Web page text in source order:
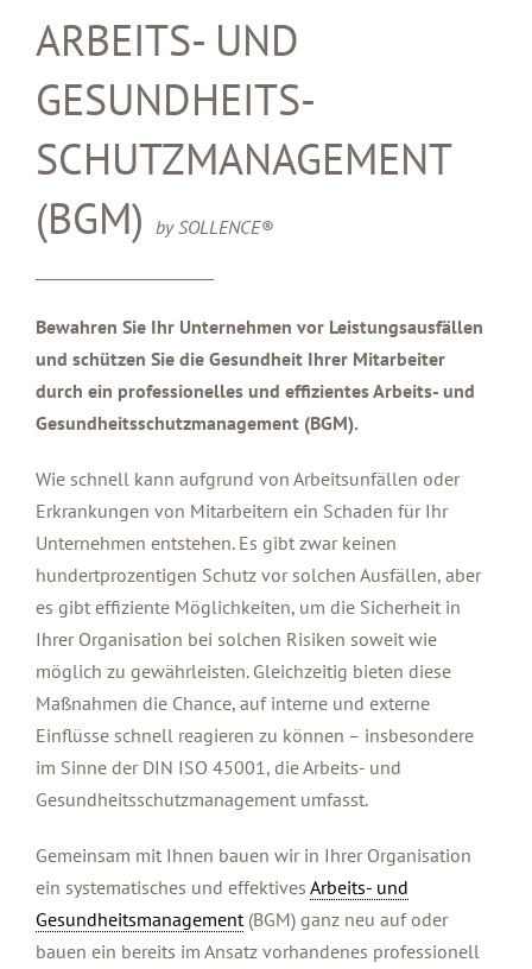
ARBEITS- UND
GESUNDHEITS-
SCHUTZMANAGEMENT
(BGM)
by SOLLENCE®
Bewahren Sie Ihr Unternehmen vor Leistungsausfällen
und schützen Sie die Gesundheit Ihrer Mitarbeiter
durch ein professionelles und effizientes Arbeits- und
Gesundheitsschutzmanagement (BGM).
Wie schnell kann aufgrund von Arbeitsunfällen oder
Erkrankungen von Mitarbeitern ein Schaden für Ihr
Unternehmen entstehen. Es gibt zwar keinen
hundertprozentigen Schutz vor solchen Ausfällen, aber
es gibt effiziente Möglichkeiten, um die Sicherheit in
Ihrer Organisation bei solchen Risiken soweit wie
möglich zu gewährleisten. Gleichzeitig bieten diese
Maßnahmen die Chance, auf interne und externe
Einflüsse schnell reagieren zu können – insbesondere
im Sinne der DIN ISO 45001, die Arbeits- und
Gesundheitsschutzmanagement umfasst.
Gemeinsam mit Ihnen bauen wir in Ihrer Organisation
ein systematisches und effektives Arbeits- und
Gesundheitsmanagement (BGM) ganz neu auf oder
bauen ein bereits im Ansatz vorhandenes professionell